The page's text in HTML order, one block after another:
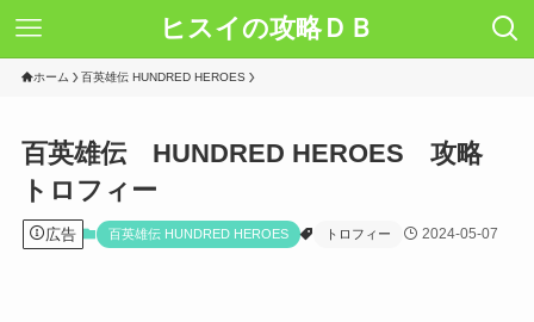
ヒスイの攻略ＤＢ
ホーム 百英雄伝 HUNDRED HEROES
百英雄伝 HUNDRED HEROES 攻略
トロフィー
広告 百英雄伝 HUNDRED HEROES トロフィー 2024-05-07